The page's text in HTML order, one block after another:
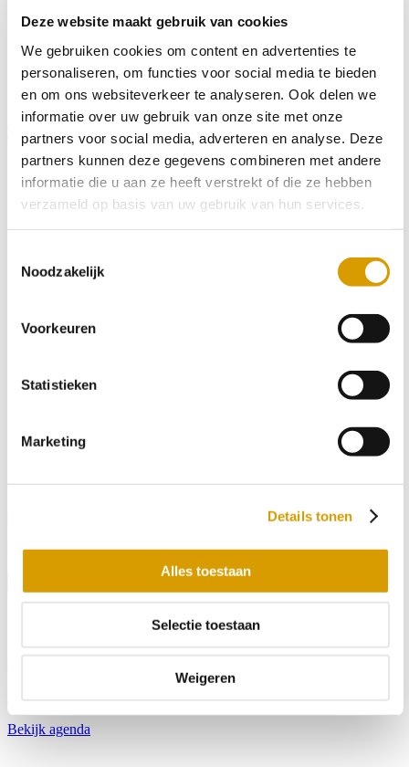
Deze website maakt gebruik van cookies
We gebruiken cookies om content en advertenties te
personaliseren, om functies voor social media te bieden
en om ons websiteverkeer te analyseren. Ook delen we
informatie over uw gebruik van onze site met onze
partners voor social media, adverteren en analyse. Deze
partners kunnen deze gegevens combineren met andere
informatie die u aan ze heeft verstrekt of die ze hebben
verzameld op basis van uw gebruik van hun services.
Noodzakelijk
Voorkeuren
Statistieken
Marketing
Details tonen
Alles toestaan
Selectie toestaan
Weigeren
Tickets
menu
Bekijk tarieven
Bekijk agenda